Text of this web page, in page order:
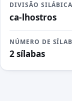
DIVISÃO SILÁBICA
ca-lhostros
NÚMERO DE
2 sílabas